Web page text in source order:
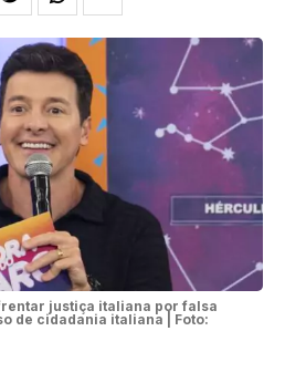
justiça italiana por falsa
de cidadania italiana | Foto: